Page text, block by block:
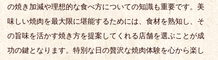
の焼き加減や理想的な食べ方についての知識も重要です。美
味しい焼肉を最大限に堪能するためには、食材を熟知し、そ
の旨味を活かす焼き方を提案してくれる店舗を選ぶことが成
功の鍵となります。特別な日の贅沢な焼肉体験を心から楽し